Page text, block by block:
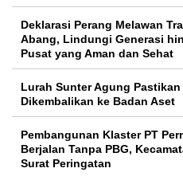
Deklarasi Perang Melawan
Abang, Lindungi Generasi
Pusat yang Aman dan Sehat
Lurah Sunter Agung
Dikembalikan ke Badan Aset
Pembangunan Klaster PT
Berjalan Tanpa PBG,
Surat Peringatan